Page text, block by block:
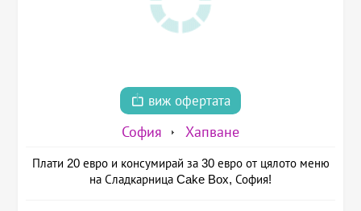
виж офертата
София Хапване
Плати 20 евро и консумирай за 30 евро от цялото меню
на Сладкарница Cake Box, София!